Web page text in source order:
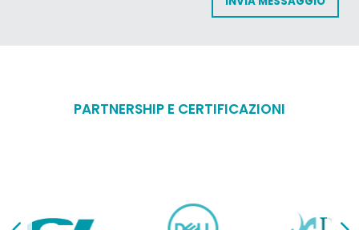
PARTNERSHIP E CERTIFICAZIONI